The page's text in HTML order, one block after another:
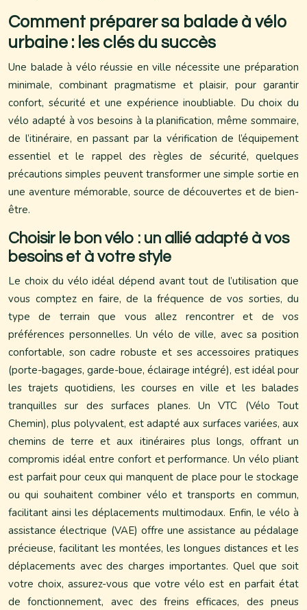
Comment préparer sa balade à vélo
urbaine : les clés du succès
Une balade à vélo réussie en ville nécessite une préparation
minimale, combinant pragmatisme et plaisir, pour garantir
confort, sécurité et une expérience inoubliable. Du choix du
vélo adapté à vos besoins à la planification, même sommaire,
de l’itinéraire, en passant par la vérification de l’équipement
essentiel et le rappel des règles de sécurité, quelques
précautions simples peuvent transformer une simple sortie en
une aventure mémorable, source de découvertes et de bien-
être.
Choisir le bon vélo : un allié adapté à vos
besoins et à votre style
Le choix du vélo idéal dépend avant tout de l’utilisation que
vous comptez en faire, de la fréquence de vos sorties, du
type de terrain que vous allez rencontrer et de vos
préférences personnelles. Un vélo de ville, avec sa position
confortable, son cadre robuste et ses accessoires pratiques
(porte-bagages, garde-boue, éclairage intégré), est idéal pour
les trajets quotidiens, les courses en ville et les balades
tranquilles sur des surfaces planes. Un VTC (Vélo Tout
Chemin), plus polyvalent, est adapté aux surfaces variées, aux
chemins de terre et aux itinéraires plus longs, offrant un
compromis idéal entre confort et performance. Un vélo pliant
est parfait pour ceux qui manquent de place pour le stockage
ou qui souhaitent combiner vélo et transports en commun,
facilitant ainsi les déplacements multimodaux. Enfin, le vélo à
assistance électrique (VAE) offre une assistance au pédalage
précieuse, facilitant les montées, les longues distances et les
déplacements avec des charges importantes. Quel que soit
votre choix, assurez-vous que votre vélo est en parfait état
de fonctionnement, avec des freins efficaces, des pneus